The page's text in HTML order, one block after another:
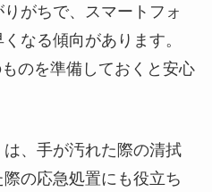
がちで、スマートフォ
なる傾向があります。
のを準備しておくと安心
は、手が汚れた際の清拭
の応急処置にも役立ち